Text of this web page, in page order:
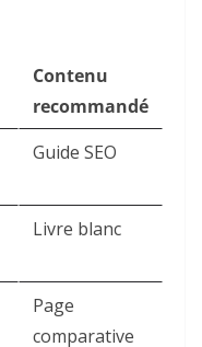
Contenu
recommandé
Guide SEO
Livre blanc
Page
comparative